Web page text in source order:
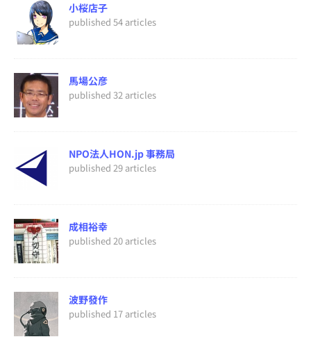
小桜店子
published 54 articles
馬場公彦
published 32 articles
NPO法人HON.jp 事務局
published 29 articles
成相裕幸
published 20 articles
波野發作
published 17 articles